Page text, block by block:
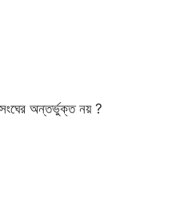
অন্তর্ভুক্ত নয় ?